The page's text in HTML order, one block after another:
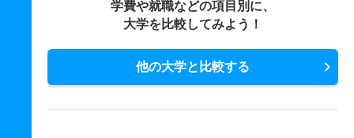
学費や就職などの項目別に、
大学を比較してみよう！
他の大学と比較する